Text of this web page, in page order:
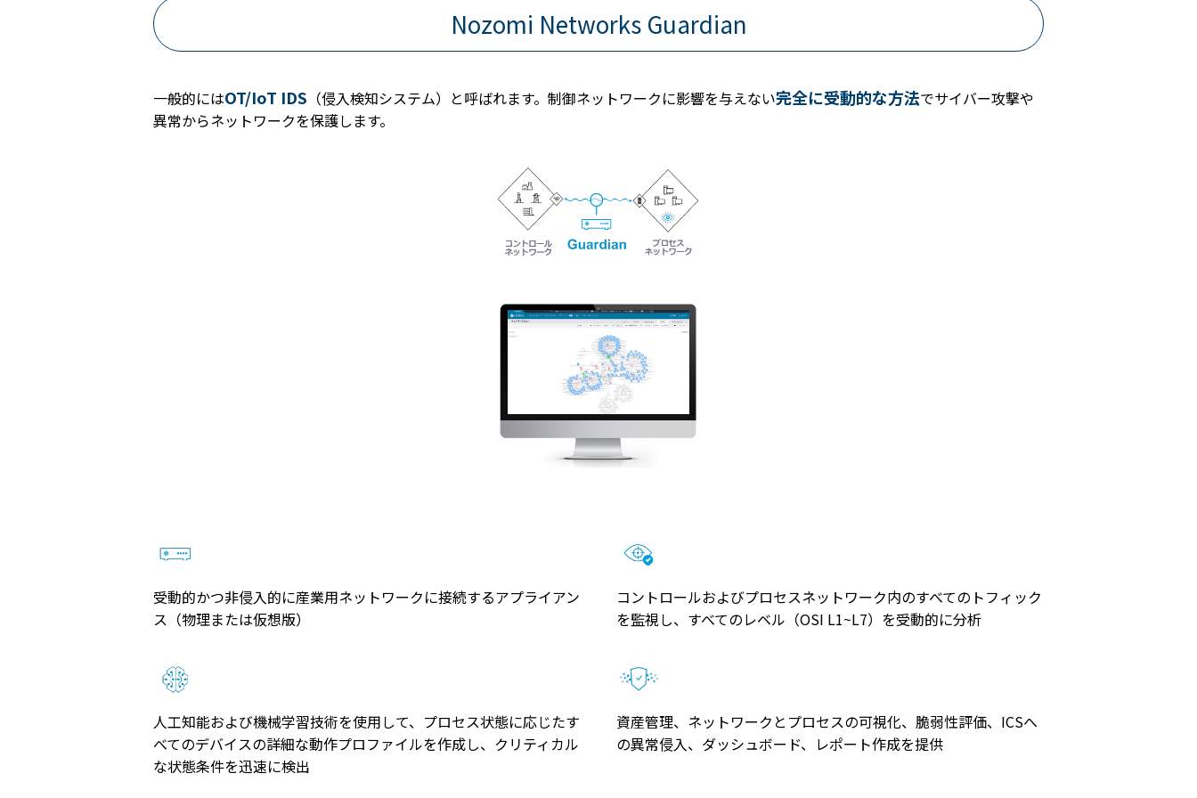
Nozomi Networks Guardian
一般的にはOT/IoT IDS （侵入検知システム）と呼ばれます。制御ネットワークに影響を与えない完全に受動的な方法でサイバー攻撃や
異常からネットワークを保護します。
受動的かつ非侵入的に産業用ネットワークに接続するアプライアン
ス（物理または仮想版）
コントロールおよびプロセスネットワーク内のすべてのトフィック
を監視し、すべてのレベル（OSI L1~L7）を受動的に分析
人工知能および機械学習技術を使用して、プロセス状態に応じたす
べてのデバイスの詳細な動作プロファイルを作成し、クリティカル
な状態条件を迅速に検出
資産管理、ネットワークとプロセスの可視化、脆弱性評価、ICSへ
の異常侵入、ダッシュボード、レポート作成を提供